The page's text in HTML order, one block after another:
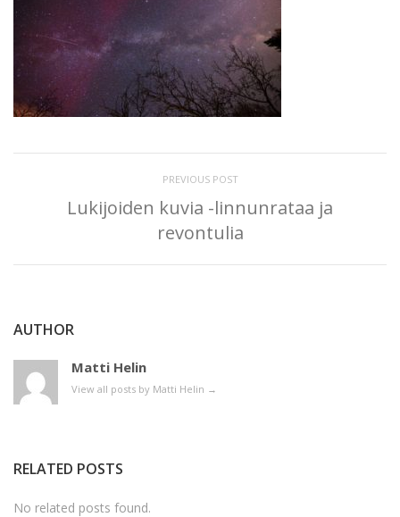
PREVIOUS POST
Lukijoiden kuvia -linnunrataa ja
revontulia
AUTHOR
Matti Helin
View all posts by Matti Helin →
RELATED POSTS
No related posts found.